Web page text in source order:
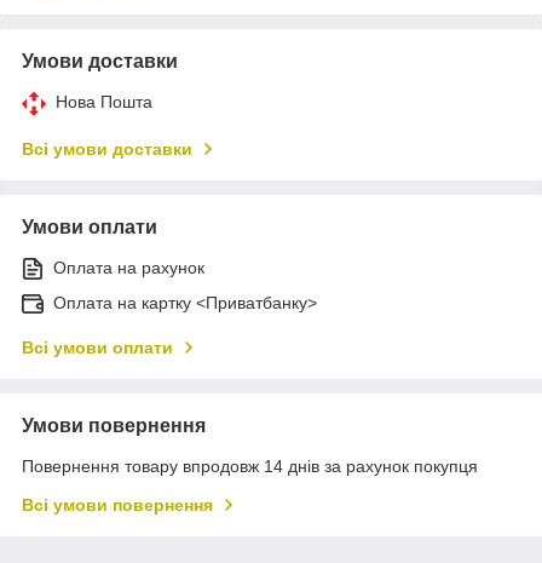
Умови доставки
Нова Пошта
Всі умови доставки
Умови оплати
Оплата на рахунок
Оплата на картку <Приватбанку>
Всі умови оплати
Умови повернення
Повернення товару впродовж 14 днів за рахунок покупця
Всі умови повернення